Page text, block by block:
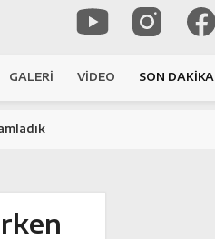
GALERİ VİDEO SON DAKİKA